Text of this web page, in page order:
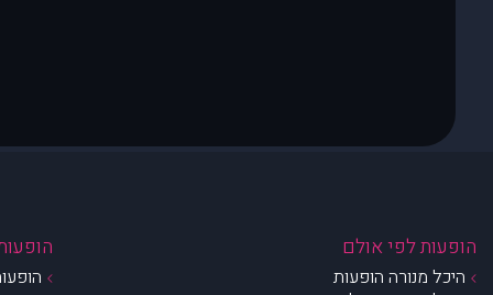
הופעות לפי אולם
היכל מנורה הופעות